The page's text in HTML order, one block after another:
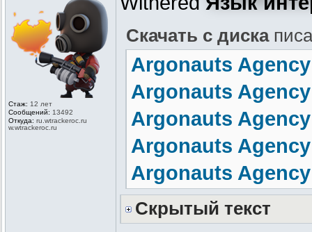
Стаж: 12 лет
Сообщений: 13492
Откуда: ru.wtrackeroc.ru
w.wtrackeroc .ru
Скачать с диска
Argonauts
Argonauts
Argonauts
Argonauts
Argonauts
Скрытый текст